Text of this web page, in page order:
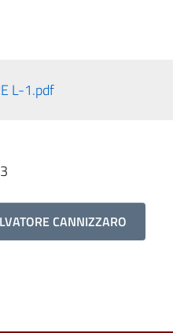
L-1.pdf
CANNIZZARO